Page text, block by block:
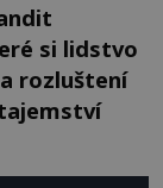
si lidstvo
rozluštení